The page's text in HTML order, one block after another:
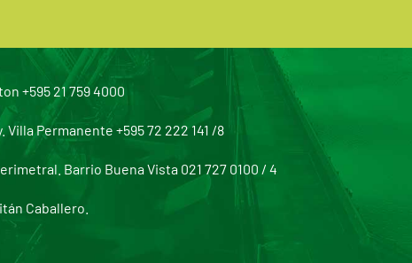
+595 21 759 4000
Permanente +595 72 222 141 /8
Barrio Buena Vista 021 727 0100 / 4
Caballero.